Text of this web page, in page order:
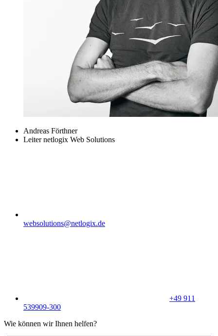
Andreas Förthner
Leiter netlogix Web Solutions
websolutions@netlogix.de
+49 911
539909-300
Wie können wir Ihnen helfen?